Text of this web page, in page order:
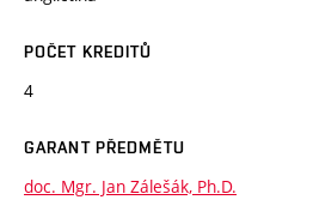
POČET KREDITŮ
4
GARANT PŘEDMĚTU
doc. Mgr. Jan Zálešák, Ph.D.